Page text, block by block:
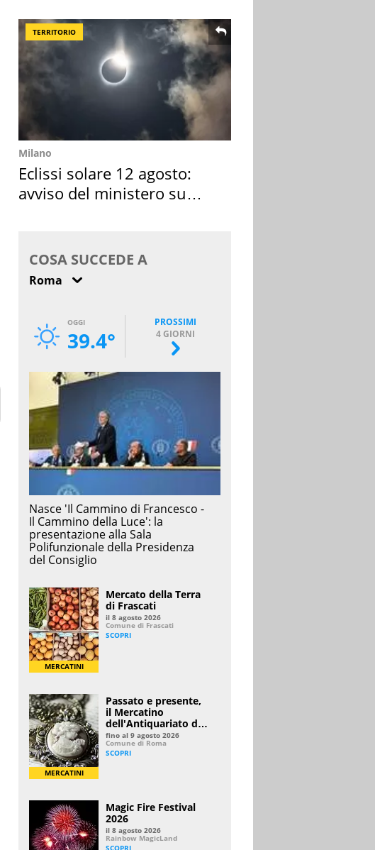
TERRITORIO
Milano
Eclissi solare 12 agosto:
avviso del ministero su